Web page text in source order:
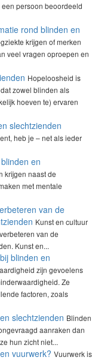
persoon beoordeeld
rond blinden en
krijgen of merken
veel vragen oproepen en
Hopeloosheid is
zowel blinden als
hoeven te) ervaren
slechtzienden
heb je – net als ieder
en
krijgen naast de
met mentale
van de
Kunst en cultuur
van de
Kunst en...
blinden en
zijn gevoelens
Ze
factoren, zoals
slechtzienden Blinden
aanraken dan
hun zicht niet...
vuurwerk? Vuurwerk is